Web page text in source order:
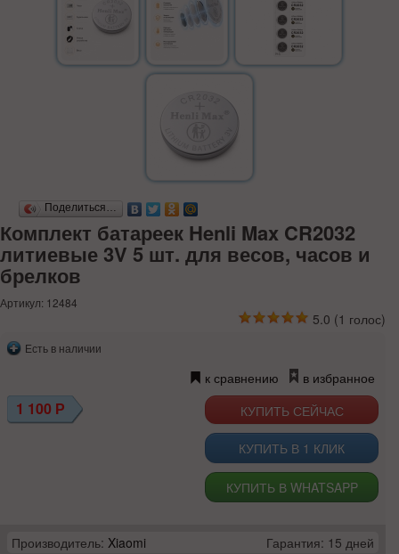
Поделиться…
Комплект батареек Henli Max CR2032
литиевые 3V 5 шт. для весов, часов и
брелков
Артикул: 12484
5.0 (1 голос)
Есть в наличии
к сравнению в избранное
1 100 Р
КУПИТЬ В 1 КЛИК
КУПИТЬ В WHATSAPP
Производитель: Xiaomi
Гарантия: 15 дней